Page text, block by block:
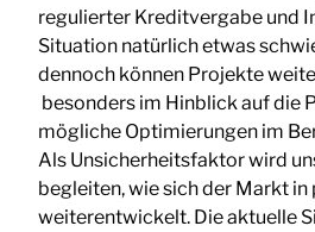
regulierter Kreditvergabe und
Situation natürlich etwas
dennoch können Projekte
besonders im Hinblick auf die
mögliche Optimierungen im
Als Unsicherheitsfaktor wird
begleiten, wie sich der Markt
weiterentwickelt. Die aktuelle